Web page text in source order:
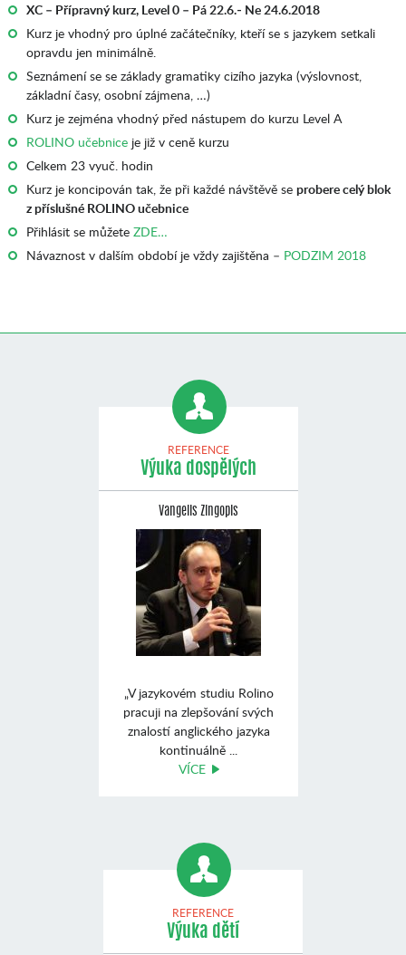
XC – Přípravný kurz, Level 0 – Pá 22.6.- Ne 24.6.2018
Kurz je vhodný pro úplné začátečníky, kteří se s jazykem setkali
opravdu jen minimálně.
Seznámení se se základy gramatiky cizího jazyka (výslovnost,
základní časy, osobní zájmena, …)
Kurz je zejména vhodný před nástupem do kurzu Level A
ROLINO učebniceje již v ceně kurzu
Celkem 23 vyuč. hodin
Kurz je koncipován tak, že při každé návštěvě se probere celý blok
z příslušné ROLINO učebnice
Přihlásit se můžete ZDE…
Návaznost v dalším období je vždy zajištěna – PODZIM 2018
REFERENCE
Výuka dospělých
Vangelis Zingopis
„V jazykovém studiu Rolino
pracuji na zlepšování svých
znalostí anglického jazyka
kontinuálně ...
VÍCE
REFERENCE
Výuka dětí